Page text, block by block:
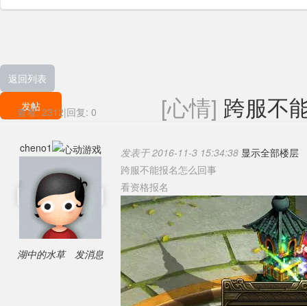
返回列表
发帖
查看: 2312|回复: 0 [心情] 跨服不
cheno1
湖中的水草 发消息
发表于 2016-11-3 15:34:38 显示全部楼层
跨服不能报名怎么回事
看资格报名